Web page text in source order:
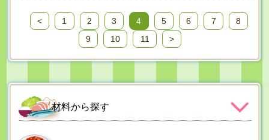
< 1 2 3 4 5 6 7
8
9
10 11 >
材料から探す